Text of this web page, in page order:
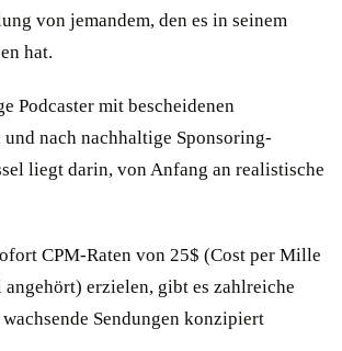
von jemandem, den es in seinem
hat.
Podcaster mit bescheidenen
nach nachhaltige Sponsoring-
liegt darin, von Anfang an realistische
CPM-Raten von 25$ (Cost per Mille
erzielen, gibt es zahlreiche
Sendungen konzipiert